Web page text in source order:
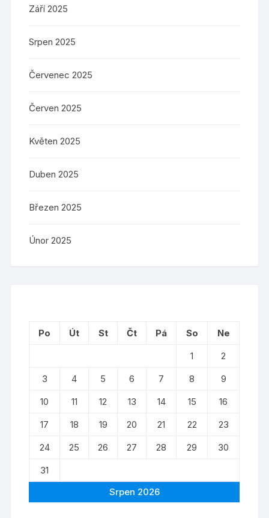
Září 2025
Srpen 2025
Červenec 2025
Červen 2025
Květen 2025
Duben 2025
Březen 2025
Únor 2025
Srpen 2026
Po Út St Čt Pá So
Ne
1
2
3
4 5 6 7 8
9
10
11 12 13 14 15
16
17
18 19 20 21 22
23
24
25 26 27 28 29
30
31